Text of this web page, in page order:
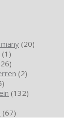
(20)
(1)
(2)
(132)
(67)